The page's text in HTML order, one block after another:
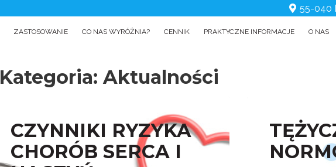
55-040
ZASTOSOWANIE CO NAS WYRÓŻNIA? CENNIK PRAKTYCZNE INFORMACJE O NAS
Kategoria: Aktualności
CZYNNIKI RYZYKA
CHORÓB SERCA I